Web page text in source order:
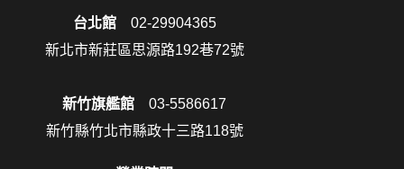
台北館02-29904365
新北市新莊區思源路192巷72號
新竹旗艦館 03-5586617
新竹縣竹北市縣政十三路118號